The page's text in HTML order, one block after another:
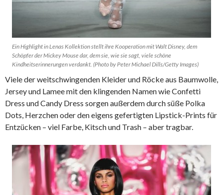
Ein Highlight in Lenas Kollektion stellt ihre Kooperation mit Walt Disney, dem
Schöpfer der Mickey Mouse dar, dem sie, wie sie sagt, viele schöne
Kindheitserinnerungen verdankt. (Photo by Peter Michael Dills/Getty Images)
Viele der weitschwingenden Kleider und Röcke aus Baumwolle,
Jersey und Lamee mit den klingenden Namen wie Confetti
Dress und Candy Dress sorgen außerdem durch süße Polka
Dots, Herzchen oder den eigens gefertigten Lipstick-Prints für
Entzücken – viel Farbe, Kitsch und Trash – aber tragbar.